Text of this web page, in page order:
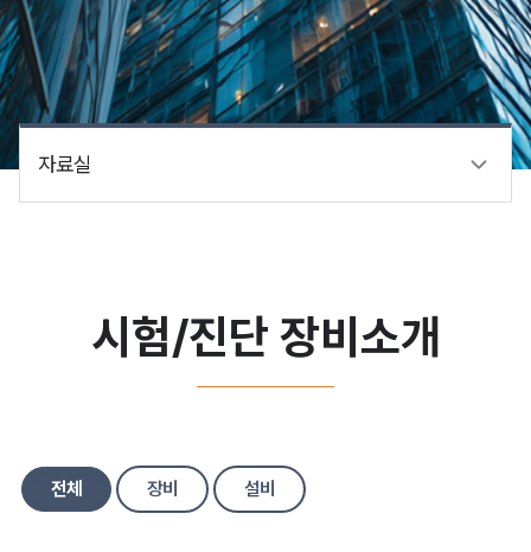
자료실
시험/진단 장비소개
전체 장비 설비